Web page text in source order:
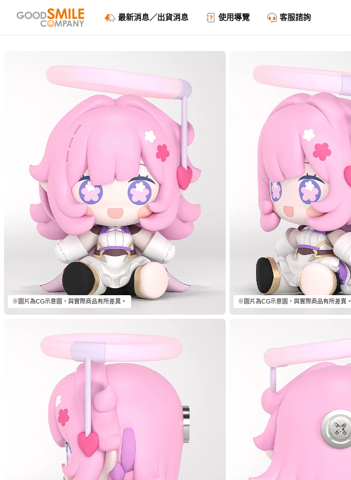
最新消息／出貨消息 使用導覽 客服諮詢
※圖片為CG示意圖，與實際商品有所差異。 ※圖片為CG示意圖，與實際商品有所差異。